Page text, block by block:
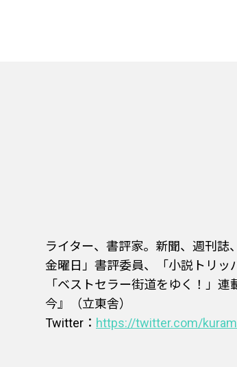
ライター、書評家。新聞、週刊誌
金曜日」書評委員、「小説トリッ
「ベストセラー街道をゆく！」
今』（立東舎）
Twitter： https://twitter.com/